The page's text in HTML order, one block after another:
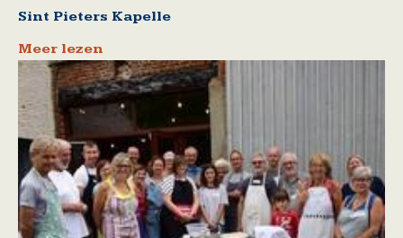
Sint Pieters Kapelle
Meer lezen